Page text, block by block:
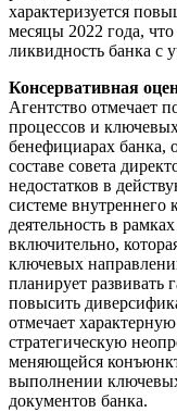
характеризуется
месяцы 2022 года,
ликвидность банка с
Консервативная
Агентство отмечает
процессов и
бенефициарах банка,
составе совета
недостатков в
системе внутреннего
деятельность в
включительно,
ключевых
планирует развивать
повысить
отмечает
стратегическую
меняющейся
выполнении
документов банка.